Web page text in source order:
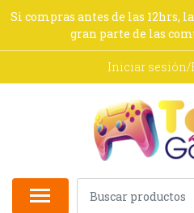
Si compras antes de las 12hrs,
gran parte de las
Iniciar sesión/